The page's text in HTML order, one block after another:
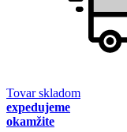
Tovar skladom
expedujeme
okamžite